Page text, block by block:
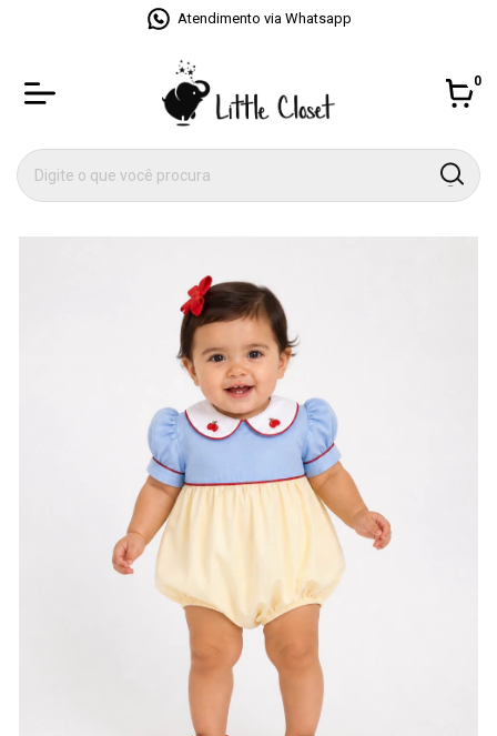
Atendimento via Whatsapp
0